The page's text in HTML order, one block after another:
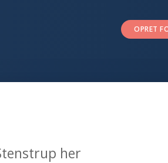
OPRET
her